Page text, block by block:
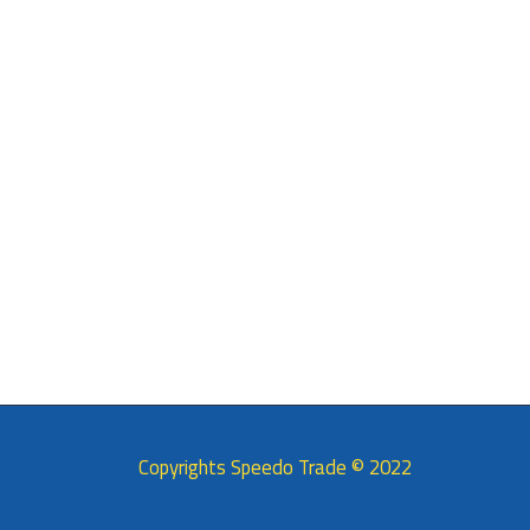
2022 © Copyrights Speedo Trade